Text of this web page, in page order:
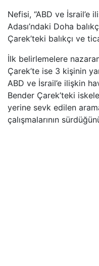
Nefisi, “ABD ve İsrail’e
Adası’ndaki Doha
Çarek’teki balıkçı ve
İlk belirlemelere
Çarek’te ise 3 kişinin
ABD ve İsrail’e ilişkin
Bender Çarek’teki
yerine sevk edilen
çalışmalarının